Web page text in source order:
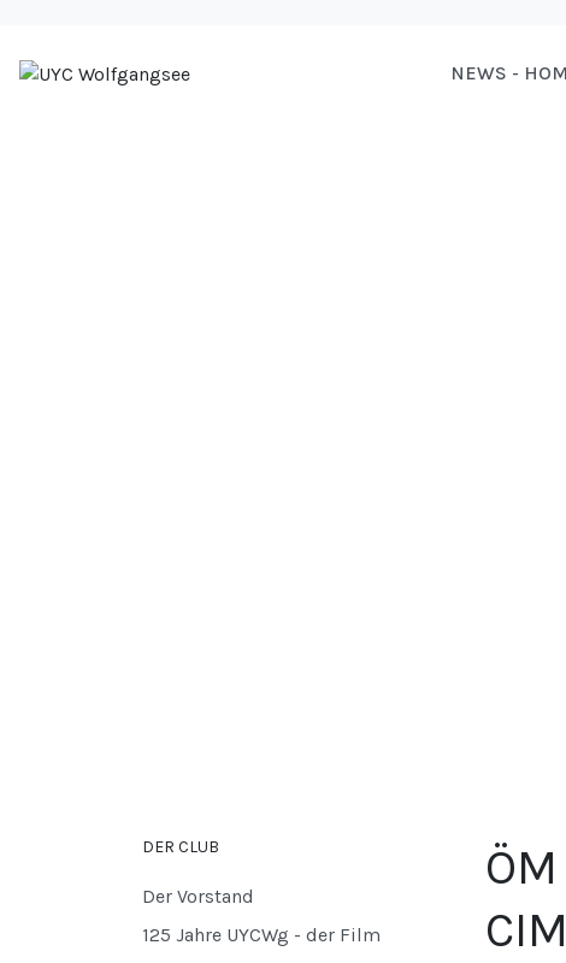
NEWS -
DER CLUB
Der Vorstand
125 Jahre UYCWg - der Film